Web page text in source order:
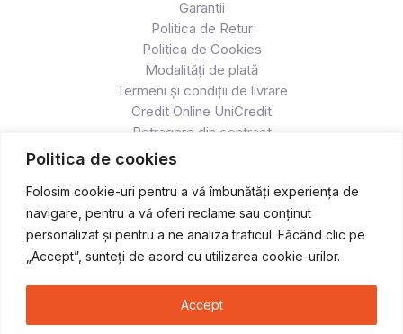
Politica de cookies
Folosim cookie-uri pentru a vă îmbunătăți experiența de
navigare, pentru a vă oferi reclame sau conținut
personalizat și pentru a ne analiza traficul. Făcând clic pe
„Accept”, sunteți de acord cu utilizarea cookie-urilor.
Accept
Garantii
Politica de Retur
Politica de Cookies
Modalități de plată
Termeni și condiții de livrare
Credit Online UniCredit
Retragere din contract